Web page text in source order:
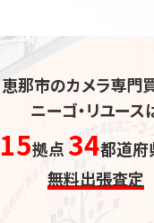
恵那市のカメラ専門
ニーゴ・リユース
15拠点 34都道府
無料出張査定